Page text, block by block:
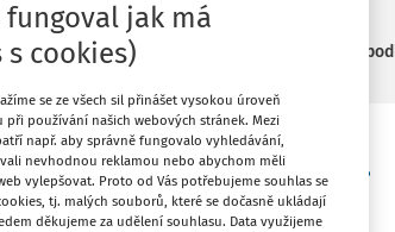
Řadit
policie v rukou finanční správy?
,Ing. Adéla Beranová,Rödl
fungoval jak má
s cookies)
se ze všech sil přinášet vysokou úroveň
používání našich webových stránek. Mezi
např. aby správně fungovalo vyhledávání,
nevhodnou reklamou nebo abychom měli
vylepšovat. Proto od Vás potřebujeme souhlas se
tj. malých souborů, které se dočasně ukládají
děkujeme za udělení souhlasu. Data využijeme